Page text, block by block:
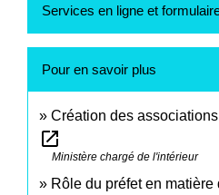
Services en ligne et
Pour en savoir plus
Création des
open_in_new
Ministère chargé de l'intérieur
Rôle du préfet en